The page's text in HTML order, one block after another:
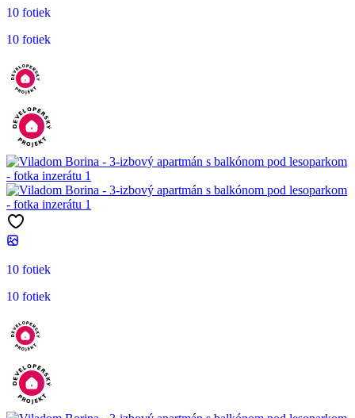
10 fotiek
10 fotiek
10 fotiek
10 fotiek